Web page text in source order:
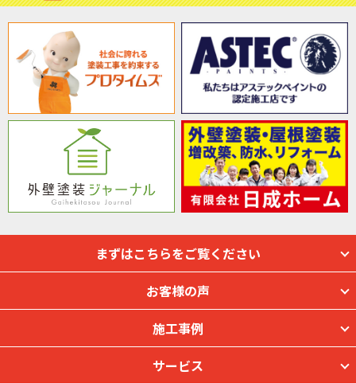
まずはこちらをご覧ください
お客様の声
施工事例
サービス